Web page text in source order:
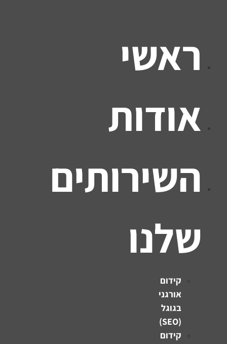
ראשי
אודות
השירותים
שלנו
קידום
אורגני
בגוגל
(SEO)
קידום